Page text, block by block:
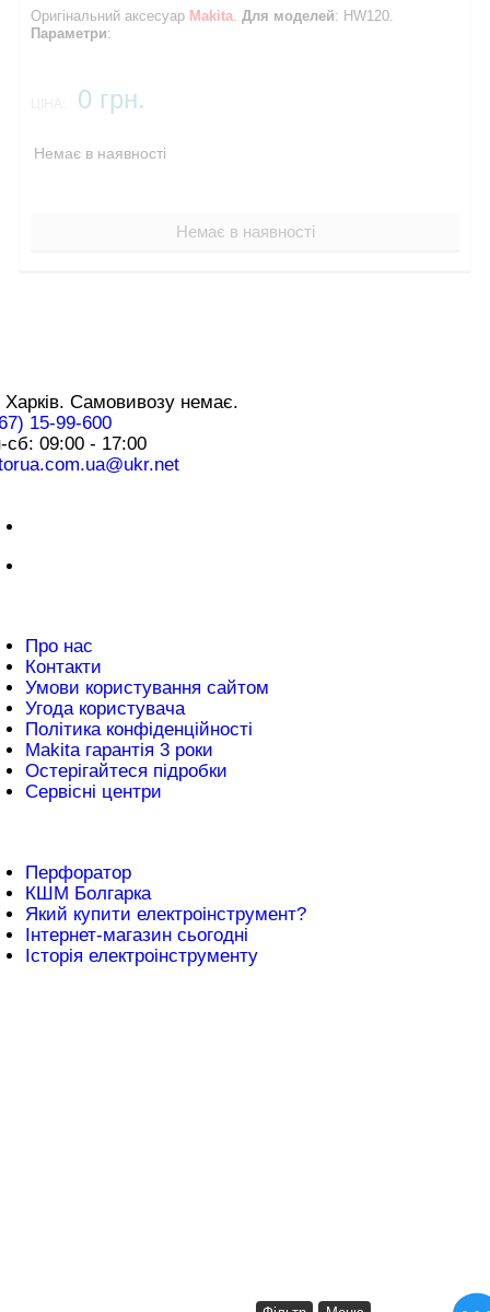
Оригінальний аксесуар Makita.Для моделей: HW120.
Параметри:
0 грн.
Немає в наявності
Немає в наявності
Самовивозу немає.
15-99-600
сб: 09:00 - 17:00
Про нас
Контакти
Умови користування сайтом
Угода користувача
Політика конфіденційності
Makita гарантія 3 роки
Остерігайтеся підробки
Сервісні центри
Перфоратор
КШМ Болгарка
Який купити електроінструмент?
Інтернет-магазин сьогодні
Історія електроінструменту